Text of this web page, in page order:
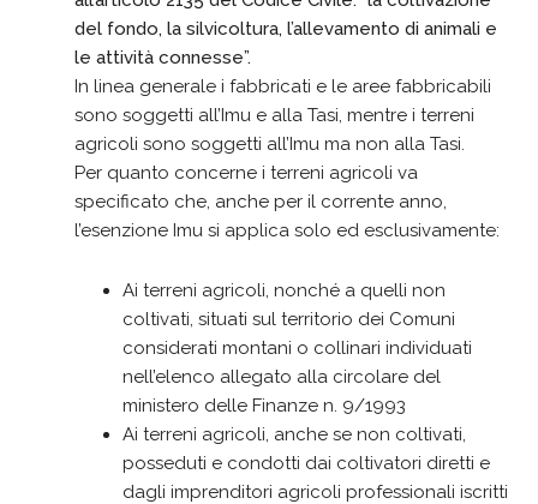
del fondo, la silvicoltura, l’allevamento di animali e
le attività connesse”.
In linea generale i fabbricati e le aree fabbricabili
sono soggetti all’Imu e alla Tasi, mentre i terreni
agricoli sono soggetti all’Imu ma non alla Tasi.
Per quanto concerne i terreni agricoli va
specificato che, anche per il corrente anno,
l’esenzione Imu si applica solo ed esclusivamente:
Ai terreni agricoli, nonché a quelli non
coltivati, situati sul territorio dei Comuni
considerati montani o collinari individuati
nell’elenco allegato alla circolare del
ministero delle Finanze n. 9/1993
Ai terreni agricoli, anche se non coltivati,
posseduti e condotti dai coltivatori diretti e
dagli imprenditori agricoli professionali iscritti